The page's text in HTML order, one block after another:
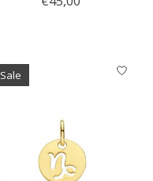
Sale